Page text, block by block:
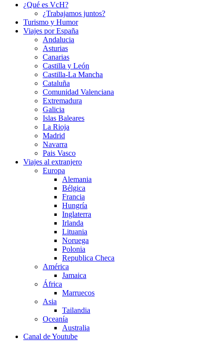
¿Qué es VcH?
¿Trabajamos juntos?
Turismo y Humor
Viajes por España
Andalucia
Asturias
Canarias
Castilla y León
Castilla-La Mancha
Cataluña
Comunidad Valenciana
Extremadura
Galicia
Islas Baleares
La Rioja
Madrid
Navarra
Pais Vasco
Viajes al extranjero
Europa
Alemania
Bélgica
Francia
Hungría
Inglaterra
Irlanda
Lituania
Noruega
Polonia
Republica Checa
América
Jamaica
África
Marruecos
Asia
Tailandia
Oceanía
Australia
Canal de Youtube